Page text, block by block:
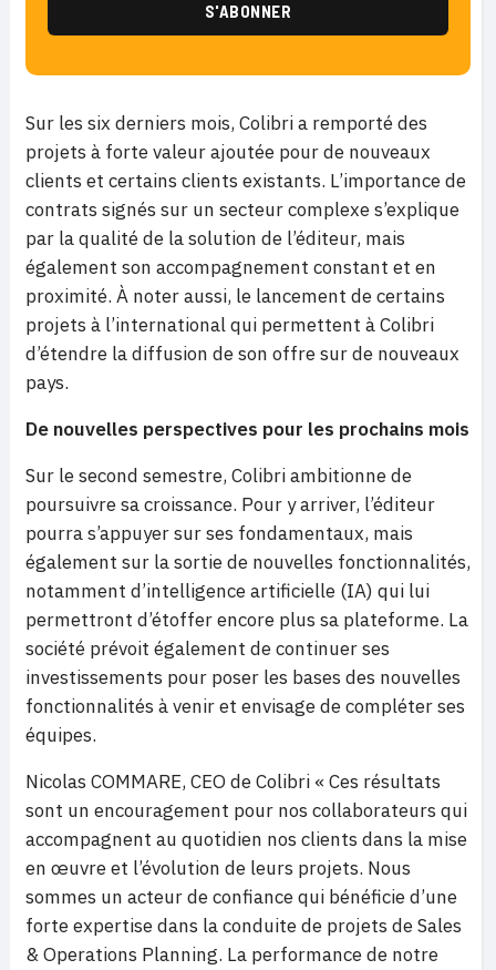
Sur les six derniers mois, Colibri a remporté des
projets à forte valeur ajoutée pour de nouveaux
clients et certains clients existants. L’importance de
contrats signés sur un secteur complexe s’explique
par la qualité de la solution de l’éditeur, mais
également son accompagnement constant et en
proximité. À noter aussi, le lancement de certains
projets à l’international qui permettent à Colibri
d’étendre la diffusion de son offre sur de nouveaux
pays.
De nouvelles perspectives pour les prochains mois
Sur le second semestre, Colibri ambitionne de
poursuivre sa croissance. Pour y arriver, l’éditeur
pourra s’appuyer sur ses fondamentaux, mais
également sur la sortie de nouvelles fonctionnalités,
notamment d’intelligence artificielle (IA) qui lui
permettront d’étoffer encore plus sa plateforme. La
société prévoit également de continuer ses
investissements pour poser les bases des nouvelles
fonctionnalités à venir et envisage de compléter ses
équipes.
Nicolas COMMARE, CEO de Colibri « Ces résultats
sont un encouragement pour nos collaborateurs qui
accompagnent au quotidien nos clients dans la mise
en œuvre et l’évolution de leurs projets. Nous
sommes un acteur de confiance qui bénéficie d’une
forte expertise dans la conduite de projets de Sales
& Operations Planning. La performance de notre